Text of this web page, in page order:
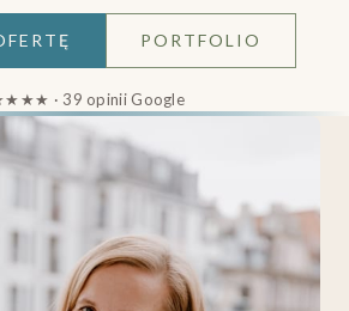
PORTFOLIO
· 39 opinii Google